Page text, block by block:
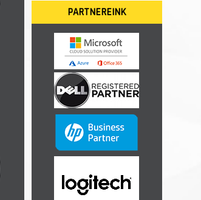
PARTNEREINK